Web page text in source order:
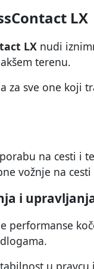
LX
LX nudi
terenu.
za sve one koji
na cesti i
vožnje na
i
performanse